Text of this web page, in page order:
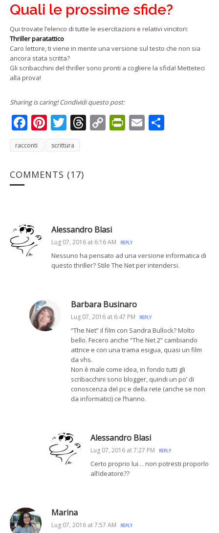
Quali le prossime sfide?
Qui trovate l’elenco di tutte le esercitazioni e relativi vincitori:
Thriller paratattico
Caro lettore, ti viene in mente una versione sul testo che non sia
ancora stata scritta?
Gli scribacchini del thriller sono pronti a cogliere la sfida! Metteteci
alla prova!
Sharing is caring! Condividi questo post:
Facebook
Pinterest
Twitter
Threads
CopyPrintFriendly
Email
racconti scrittura
COMMENTS (17)
Alessandro Blasi
Lug 07, 2016 at 6:16 AM REPLY
Nessuno ha pensato ad una versione informatica di
questo thriller? Stile The Net per intendersi.
Barbara Businaro
Lug 07, 2016 at 6:47 PM REPLY
“The Net” il film con Sandra Bullock? Molto
bello. Fecero anche “The Net 2” cambiando
attrice e con una trama esigua, quasi un film
da vhs.
Non è male come idea, in fondo tutti gli
scribacchini sono blogger, quindi un po’ di
conoscenza del pc e della rete (anche se non
da informatici) ce l’hanno.
Alessandro Blasi
Lug 07, 2016 at 7:27 PM REPLY
Certo proprio lui… non potresti proporlo
all’ideatore??
Marina
Lug 07, 2016 at 7:57 AM REPLY